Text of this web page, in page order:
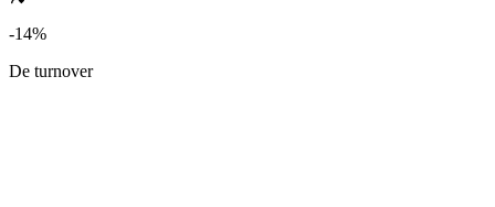
-14%
De turnover